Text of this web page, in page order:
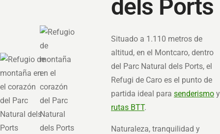
dels Ports
Situado a 1.110 metros de
altitud, en el Montcaro, dentro
del Parc Natural dels Ports, el
Refugi de Caro es el punto de
partida ideal para senderismo y
rutas BTT.
Naturaleza, tranquilidad y